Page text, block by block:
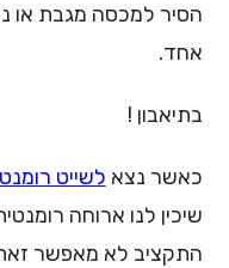
הסיר למכסה מגבת או
אחד.
בתיאבון !
כאשר נצא לשייט
שיכין לנו ארוחה
התקציב לא מאפשר זאת